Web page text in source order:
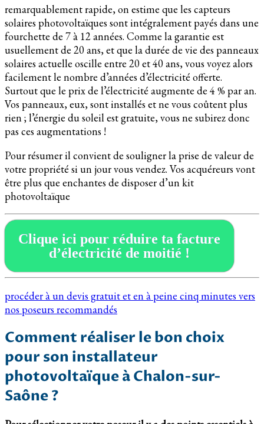
remarquablement rapide, on estime que les capteurs
solaires photovoltaïques sont intégralement payés dans une
fourchette de 7 à 12 années. Comme la garantie est
usuellement de 20 ans, et que la durée de vie des panneaux
solaires actuelle oscille entre 20 et 40 ans, vous voyez alors
facilement le nombre d’années d’électricité offerte.
Surtout que le prix de l’électricité augmente de 4 % par an.
Vos panneaux, eux, sont installés et ne vous coûtent plus
rien ; l’énergie du soleil est gratuite, vous ne subirez donc
pas ces augmentations !
Pour résumer il convient de souligner la prise de valeur de
votre propriété si un jour vous vendez. Vos acquéreurs vont
être plus que enchantes de disposer d’un kit
photovoltaïque
Clique ici pour réduire ta facture
d’électricité de moitié !
procéder à un devis gratuit et en à peine cinq minutes vers
nos poseurs recommandés
Comment réaliser le bon choix
pour son installateur
photovoltaïque à Chalon-sur-
Saône ?